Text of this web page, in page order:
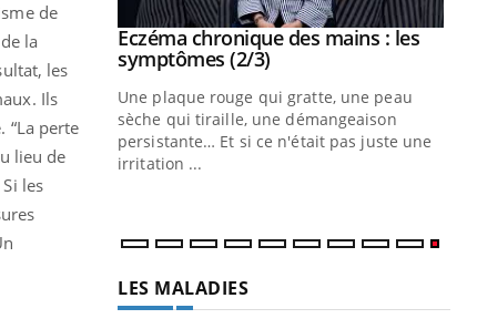
de
la
les
Ils
“La perte
lieu de
Si les
: au
au quotidien
Youtube
Eczéma chronique des mains : les
symptômes (2/3)Youtube
Une plaque rouge qui gratte, une peau
sèche qui tiraille, une démangeaison
persistante… Et si ce n'était pas juste une
irritation ...
LES MALADIES